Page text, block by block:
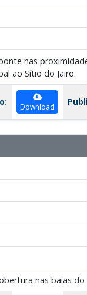
nas
ao Sítio do Jairo.
Download
nas baias do